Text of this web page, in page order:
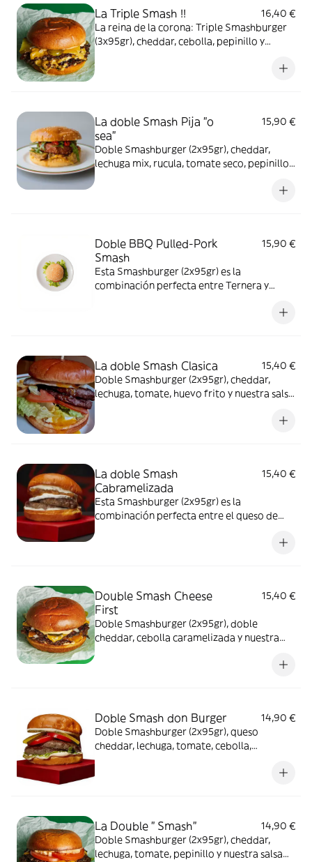
La Triple Smash !!
16,40 €
La reina de la corona: Triple Smashburger
(3x95gr), cheddar, cebolla, pepinillo y
La doble Smash Pija "o
sea"
15,90 €
Doble Smashburger (2x95gr), cheddar,
lechuga mix, rucula, tomate seco, pepinillo,
Doble BBQ Pulled-Pork
Smash
15,90 €
Esta Smashburger (2x95gr) es la
combinación perfecta entre Ternera y
La doble Smash Clasica
15,40 €
Doble Smashburger (2x95gr), cheddar,
lechuga, tomate, huevo frito y nuestra salsa
La doble Smash
Cabramelizada
15,40 €
Esta Smashburger (2x95gr) es la
combinación perfecta entre el queso de
Double Smash Cheese
First
15,40 €
Doble Smashburger (2x95gr), doble
cheddar, cebolla caramelizada y nuestra
Doble Smash don Burger
14,90 €
Doble Smashburger (2x95gr), queso
cheddar, lechuga, tomate, cebolla,
La Double " Smash"
14,90 €
Doble Smashburger (2x95gr), cheddar,
lechuga, tomate, pepinillo y nuestra salsa